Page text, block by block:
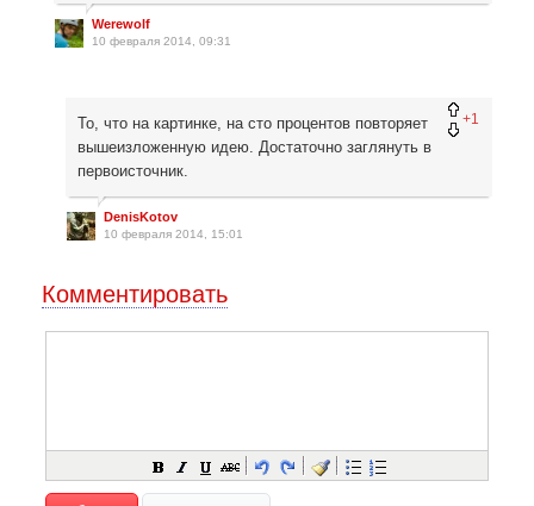
Werewolf
10 февраля 2014, 09:31
+1
То, что на картинке, на сто процентов повторяет
вышеизложенную идею. Достаточно заглянуть в
первоисточник.
DenisKotov
10 февраля 2014, 15:01
Комментировать